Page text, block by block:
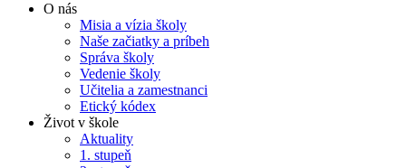
O nás
Misia a vízia školy
Naše začiatky a príbeh
Správa školy
Vedenie školy
Učitelia a zamestnanci
Etický kódex
Život v škole
Aktuality
1. stupeň